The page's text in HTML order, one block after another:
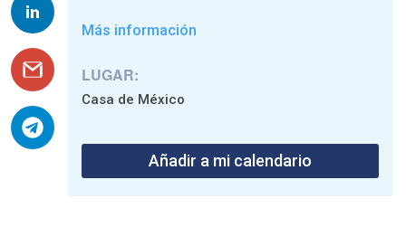
Más información
LUGAR:
Casa de México
Añadir a mi calendario